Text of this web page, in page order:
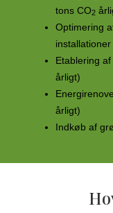
tons CO2
Optimering
Etablering
årligt)
årligt)
Indkøb af